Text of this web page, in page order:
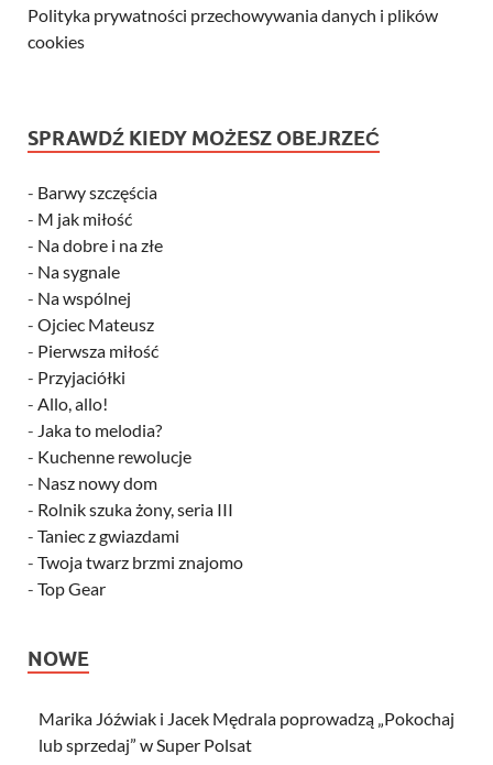
Polityka prywatności przechowywania danych i plików
cookies
SPRAWDŹ KIEDY MOŻESZ OBEJRZEĆ
- Barwy szczęścia
- M jak miłość
- Na dobre i na złe
- Na sygnale
- Na wspólnej
- Ojciec Mateusz
- Pierwsza miłość
- Przyjaciółki
- Allo, allo!
- Jaka to melodia?
- Kuchenne rewolucje
- Nasz nowy dom
- Rolnik szuka żony, seria III
- Taniec z gwiazdami
- Twoja twarz brzmi znajomo
- Top Gear
NOWE
Marika Jóźwiak i Jacek Mędrala poprowadzą „Pokochaj
lub sprzedaj” w Super Polsat